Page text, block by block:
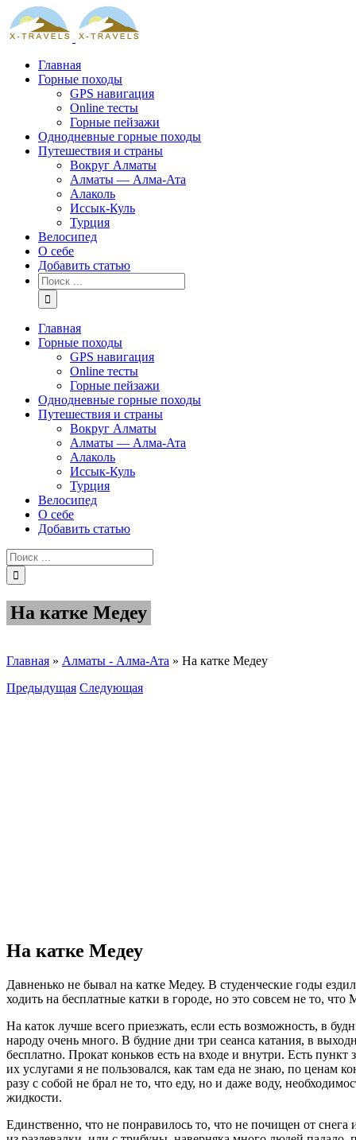
Skip
to
content
Главная
Горные походы
GPS навигация
Online тесты
Горные пейзажи
Однодневные горные походы
Путешествия и страны
Вокруг Алматы
Алматы — Алма-Ата
Алаколь
Иссык-Куль
Турция
Велосипед
О себе
Добавить статью
Результат
поиска:
Главная
Горные походы
GPS навигация
Online тесты
Горные пейзажи
Однодневные горные походы
Путешествия и страны
Вокруг Алматы
Алматы — Алма-Ата
Алаколь
Иссык-Куль
Турция
Велосипед
О себе
Добавить статью
Результат
поиска:
На катке Медеу
Главная » Алматы - Алма-Ата » На катке Медеу
Предыдущая Следующая
На катке Медеу
Давненько не бывал на катке Медеу. В студенческие годы
ходить на бесплатные катки в городе, но это совсем не то,
На каток лучше всего приезжать, если есть возможность, в
народу очень много. В будние дни три сеанса катания, в
бесплатно. Прокат коньков есть на входе и внутри. Есть
их услугами я не пользовался, как там еда не знаю, по ценам
разу с собой не брал не то, что еду, но и даже воду,
жидкости.
Единственно, что не понравилось то, что не почищен от